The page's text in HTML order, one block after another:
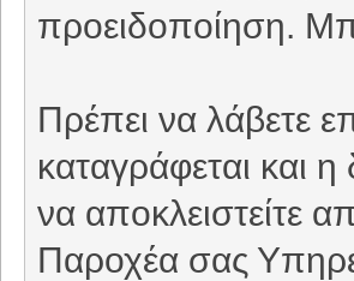
προειδοποίηση.
Πρέπει να λάβετε
καταγράφεται και
να αποκλειστείτε
Παροχέα σας